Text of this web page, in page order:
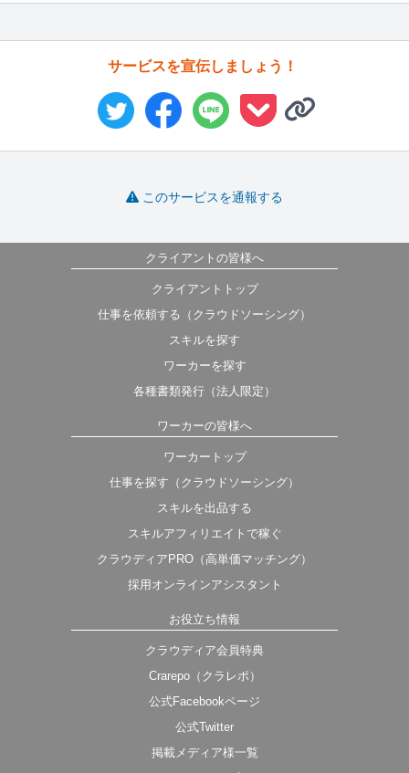
サービスを宣伝しましょう！
このサービスを通報する
クライアントの皆様へ
クライアントトップ
仕事を依頼する（クラウドソーシング）
スキルを探す
ワーカーを探す
各種書類発行（法人限定）
ワーカーの皆様へ
ワーカートップ
仕事を探す（クラウドソーシング）
スキルを出品する
スキルアフィリエイトで稼ぐ
クラウディアPRO（高単価マッチング）
採用オンラインアシスタント
お役立ち情報
クラウディア会員特典
Crarepo（クラレポ）
公式Facebookページ
公式Twitter
掲載メディア様一覧